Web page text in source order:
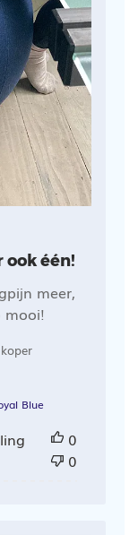
één!
meer,
mooi!
Blue
0
0